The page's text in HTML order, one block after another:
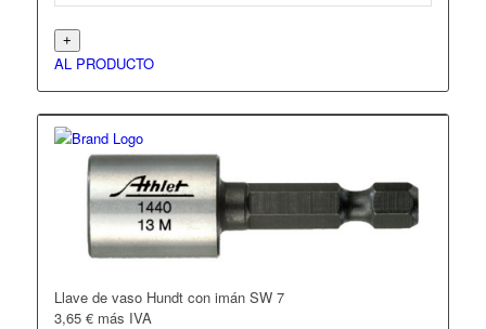
AL PRODUCTO
Llave de vaso Hundt con imán SW 7
3,65 € más IVA